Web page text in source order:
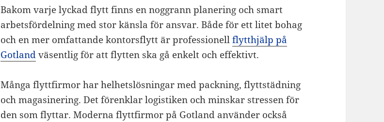
Bakom varje lyckad flytt finns en noggrann planering och smart
arbetsfördelning med stor känsla för ansvar. Både för ett litet bohag
och en mer omfattande kontorsflytt är professionellflytthjälp på
Gotlandväsentlig för att flytten ska gå enkelt och effektivt.
Många flyttfirmor har helhetslösningar med packning, flyttstädning
och magasinering. Det förenklar logistiken och minskar stressen för
den som flyttar. Moderna flyttfirmor på Gotland använder också